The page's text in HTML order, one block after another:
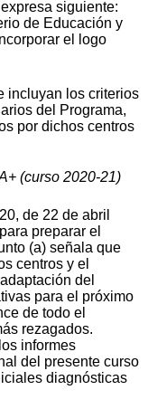
siguiente:
de Educación y
el logo
incluyan los criterios
del Programa,
por dichos centros
(curso 2020-21)
de 22 de abril
preparar el
(a) señala que
centros y el
del
para el próximo
de todo el
rezagados.
informes
del presente curso
diagnósticas